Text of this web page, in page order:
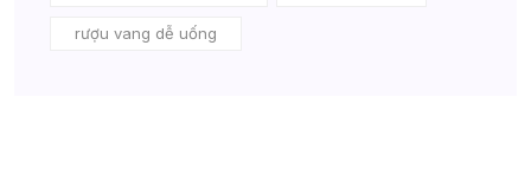
rượu vang dễ uống